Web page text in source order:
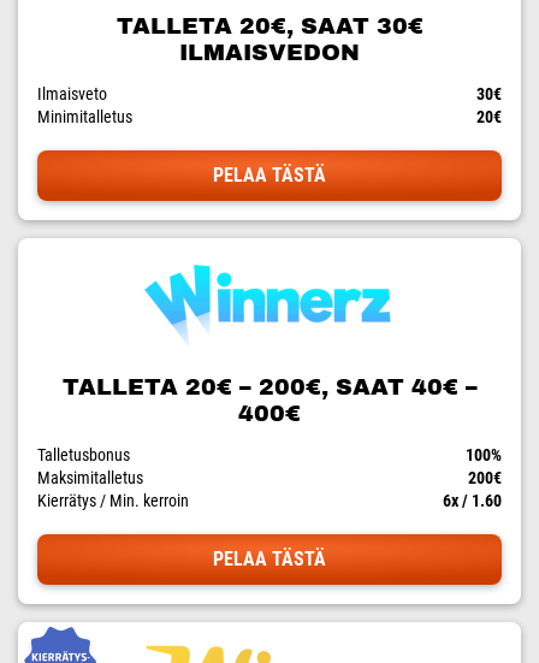
TALLETA 20€, SAAT 30€
ILMAISVEDON
Ilmaisveto
30€
Minimitalletus
20€
PELAA TÄSTÄ
TALLETA 20€ – 200€, SAAT 40€ –
400€
Talletusbonus
100%
Maksimitalletus
200€
Kierrätys / Min. kerroin
6x / 1.60
PELAA TÄSTÄ